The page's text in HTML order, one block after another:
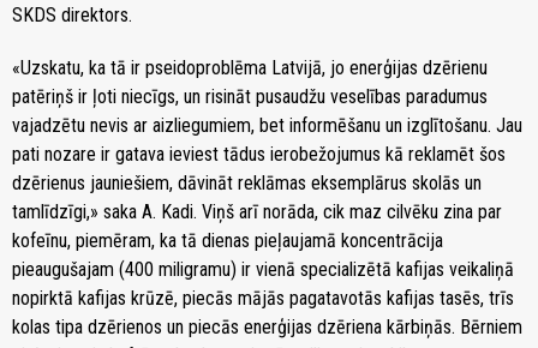
SKDS direktors.
«Uzskatu, ka tā ir pseidoproblēma Latvijā, jo enerģijas dzērienu
patēriņš ir ļoti niecīgs, un risināt pusaudžu veselības paradumus
vajadzētu nevis ar aizliegumiem, bet informēšanu un izglītošanu. Jau
pati nozare ir gatava ieviest tādus ierobežojumus kā reklamēt šos
dzērienus jauniešiem, dāvināt reklāmas eksemplārus skolās un
tamlīdzīgi,» saka A. Kadi. Viņš arī norāda, cik maz cilvēku zina par
kofeīnu, piemēram, ka tā dienas pieļaujamā koncentrācija
pieaugušajam (400 miligramu) ir vienā specializētā kafijas veikaliņā
nopirktā kafijas krūzē, piecās mājās pagatavotās kafijas tasēs, trīs
kolas tipa dzērienos un piecās enerģijas dzēriena kārbiņās. Bērniem